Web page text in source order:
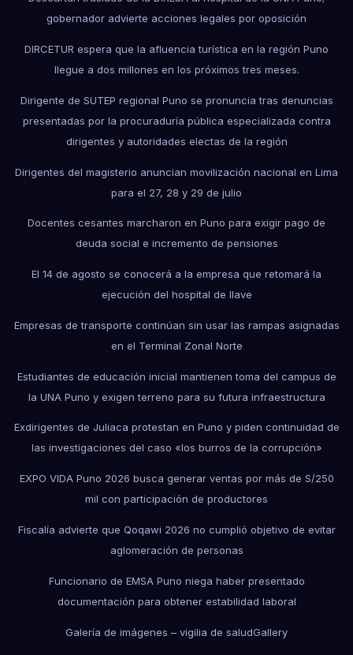
gobernador advierte acciones legales por oposición
DIRCETUR espera que la afluencia turística en la región Puno
llegue a dos millones en los próximos tres meses.
Dirigente de SUTEP regional Puno se pronuncia tras denuncias
presentadas por la procuraduría pública especializada contra
dirigentes y autoridades electas de la región
Dirigentes del magisterio anuncian movilización nacional en Lima
para el 27, 28 y 29 de julio
Docentes cesantes marcharon en Puno para exigir pago de
deuda social e incremento de pensiones
El 14 de agosto se conocerá a la empresa que retomará la
ejecución del hospital de Ilave
Empresas de transporte continúan sin usar las rampas asignadas
en el Terminal Zonal Norte
Estudiantes de educación inicial mantienen toma del campus de
la UNA Puno y exigen terreno para su futura infraestructura
Exdirigentes de Juliaca protestan en Puno y piden continuidad de
las investigaciones del caso «los burros de la corrupción»
EXPO VIDA Puno 2026 busca generar ventas por más de S/250
mil con participación de productores
Fiscalía advierte que Qoqawi 2026 no cumplió objetivo de evitar
aglomeración de personas
Funcionario de EMSA Puno niega haber presentado
documentación para obtener estabilidad laboral
Galería de imágenes – vigilia de saludGallery